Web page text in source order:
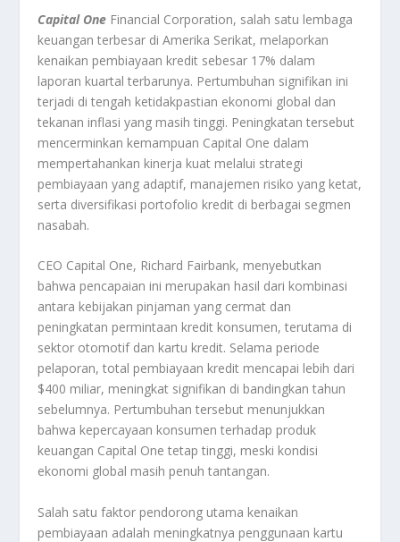
Capital One Financial Corporation, salah satu lembaga
keuangan terbesar di Amerika Serikat, melaporkan
kenaikan pembiayaan kredit sebesar 17% dalam
laporan kuartal terbarunya. Pertumbuhan signifikan ini
terjadi di tengah ketidakpastian ekonomi global dan
tekanan inflasi yang masih tinggi. Peningkatan tersebut
mencerminkan kemampuan Capital One dalam
mempertahankan kinerja kuat melalui strategi
pembiayaan yang adaptif, manajemen risiko yang ketat,
serta diversifikasi portofolio kredit di berbagai segmen
nasabah.
CEO Capital One, Richard Fairbank, menyebutkan
bahwa pencapaian ini merupakan hasil dari kombinasi
antara kebijakan pinjaman yang cermat dan
peningkatan permintaan kredit konsumen, terutama di
sektor otomotif dan kartu kredit. Selama periode
pelaporan, total pembiayaan kredit mencapai lebih dari
$400 miliar, meningkat signifikan di bandingkan tahun
sebelumnya. Pertumbuhan tersebut menunjukkan
bahwa kepercayaan konsumen terhadap produk
keuangan Capital One tetap tinggi, meski kondisi
ekonomi global masih penuh tantangan.
Salah satu faktor pendorong utama kenaikan
pembiayaan adalah meningkatnya penggunaan kartu